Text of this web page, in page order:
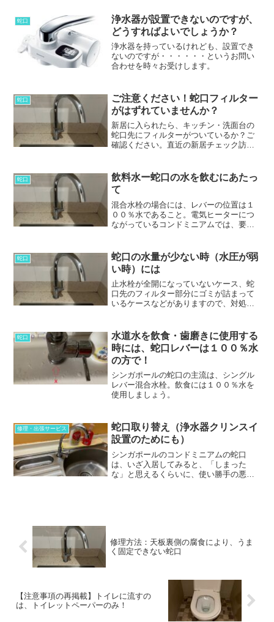
蛇口
浄水器が設置できないのですが、
どうすればよいでしょうか？
浄水器を持っているけれども、設置でき
ないのですが・・・・・・というお問い
合わせを時々お受けします。
蛇口
ご注意ください！蛇口フィルター
がはずれていませんか？
新居に入られたら、キッチン・洗面台の
蛇口先にフィルターがついているか？ご
確認ください。直近の新居チェック訪問
が酷いものがありました。
蛇口
飲料水ー蛇口の水を飲むにあたっ
て
混合水栓の場合には、レバーの位置は１
００％水であること。電気ヒーターにつ
ながっているコンドミニアムでは、要注
肝心です。汚れている場合には、一度外
して綺麗にすることをお勧め。
蛇口
蛇口の水量が少ない時（水圧が弱
い時）には
止水栓が全開になっていないケース、蛇
口先のフィルター部分にゴミが詰まって
いるケースなどがありますので、対処が
蛇口
水道水を飲食・歯磨きに使用する
時には、蛇口レバーは１００％水
の方で！
シンガポールの蛇口の主流は、シングル
レバー混合水栓。飲食には１００％水を
使用しましょう。
修理・出張サービス
蛇口取り替え（浄水器クリンスイ
設置のためにも）
シンガポールのコンドミニアムの蛇口
は、いざ入居してみると、「しまった
な」と思えるくらいに、使い勝手の悪い
修理方法：天板裏側の腐食により、うま
く固定できない蛇口
【注意事項の再掲載】トイレに流すの
は、トイレットペーパーのみ！